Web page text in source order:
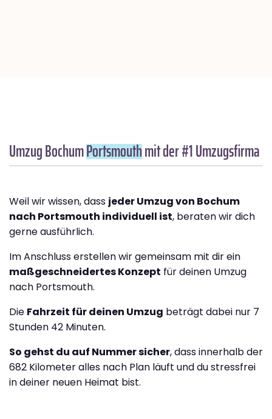
Umzug BochumPortsmouthmit der #1 Umzugsfirma
Weil wir wissen, dass jeder Umzug von Bochum
nach Portsmouth individuell ist, beraten wir dich
gerne ausführlich.
Im Anschluss erstellen wir gemeinsam mit dir ein
maßgeschneidertes Konzept für deinen Umzug
nach Portsmouth.
Die Fahrzeit für deinen Umzug beträgt dabei nur 7
Stunden 42 Minuten.
So gehst du auf Nummer sicher, dass innerhalb der
682 Kilometer alles nach Plan läuft und du stressfrei
in deiner neuen Heimat bist.